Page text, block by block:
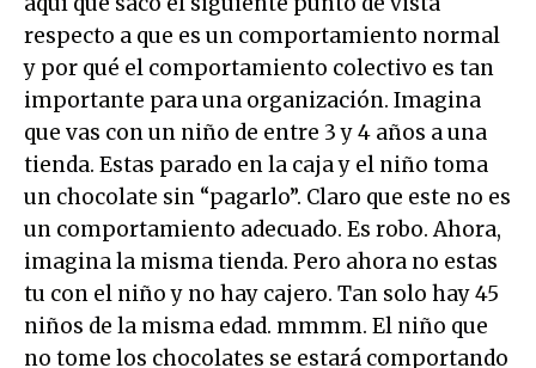
respecto a que es un comportamiento normal
y por qué el comportamiento colectivo es tan
importante para una organización. Imagina
que vas con un niño de entre 3 y 4 años a una
tienda. Estas parado en la caja y el niño toma
un chocolate sin “pagarlo”. Claro que este no es
un comportamiento adecuado. Es robo. Ahora,
imagina la misma tienda. Pero ahora no estas
tu con el niño y no hay cajero. Tan solo hay 45
niños de la misma edad. mmmm. El niño que
no tome los chocolates se estará comportando